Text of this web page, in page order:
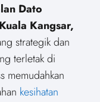
Dato
Kangsar,
strategik dan
terletak di
memudahkan
kesihatan